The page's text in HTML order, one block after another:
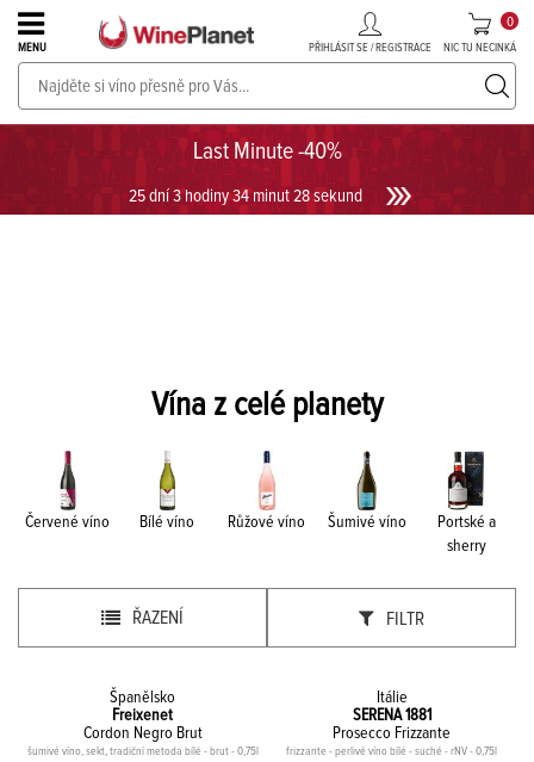
Last Minute -40%
25 dní 3 hodiny 34 minut 28 sekund
MENU PŘIHLÁSIT SE / REGISTRACE NIC TU NECINKÁ
0
PROSECCO v akci až do -30%!UKÁZAT PROSECCO
Vína z celé planety
Červené víno Bílé víno Růžové víno Šumivé víno
Portské a
sherry
ŘAZENÍ FILTR
Španělsko
Freixenet
Cordon Negro Brut
šumivé víno, sekt, tradiční metoda bílé - brut - 0,75l
Itálie
SERENA 1881
Prosecco Frizzante
frizzante - perlivé víno bílé - suché - rNV - 0,75l